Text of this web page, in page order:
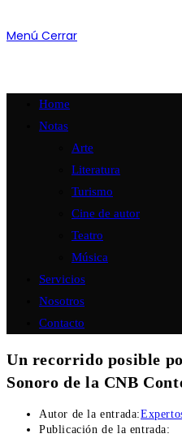
Menú Cerrar
Home
Notas
Arte
Literatura
Turismo
Cine de autor
Teatro
Música
Servicios
Nosotros
Contacto
Un recorrido posible
Sonoro de la CNB
Autor de la entrada:
Publicación de la entrada: